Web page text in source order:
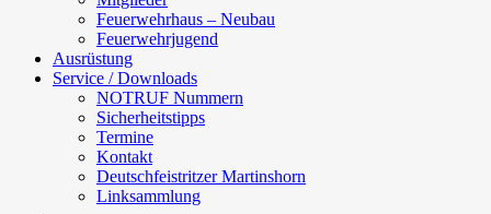
Feuerwehrhaus – Neubau
Feuerwehrjugend
Ausrüstung
Service / Downloads
NOTRUF Nummern
Sicherheitstipps
Termine
Kontakt
Deutschfeistritzer Martinshorn
Linksammlung